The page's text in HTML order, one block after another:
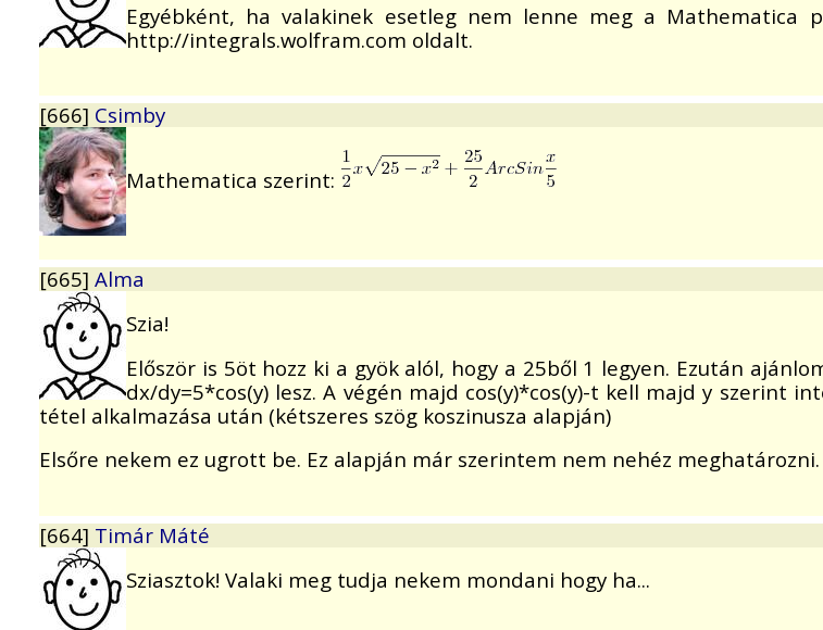
Egyébként, ha valakinek esetleg nem lenne meg a
http://integrals.wolfram.com oldalt.
[666] Csimby
Mathematica szerint:
[665] Alma
Szia!
Először is 5öt hozz ki a gyök alól, hogy a 25ből 1 legyen. Ezután
dx/dy=5*cos(y) lesz. A végén majd cos(y)*cos(y)-t kell majd y szerint
tétel alkalmazása után (kétszeres szög koszinusza alapján)
Elsőre nekem ez ugrott be. Ez alapján már szerintem nem nehéz meghatározni.
[664] Timár Máté
Sziasztok! Valaki meg tudja nekem mondani hogy ha...